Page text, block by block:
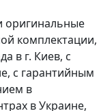
оригинальные
комплектации,
в г. Киев, с
с гарантийным
в
в Украине,